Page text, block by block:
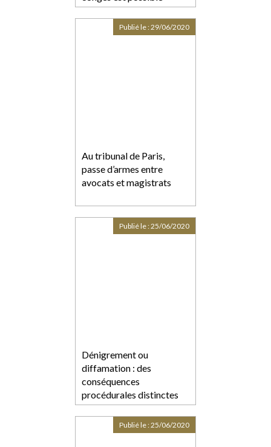
Au tribunal de Paris,
passe d’armes entre
avocats et magistrats
Publié le :29/06/2020
Dénigrement ou
diffamation : des
conséquences
procédurales distinctes
Publié le :25/06/2020
Publié le :25/06/2020